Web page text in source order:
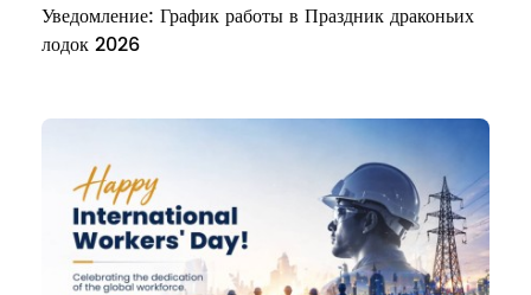
Уведомление: График работы в Праздник драконьих
лодок 2026